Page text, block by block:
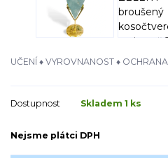
UČENÍ ♦ VYROVNANOST ♦ OCHRANA
Dostupnost Skladem 1 ks
Nejsme plátci DPH